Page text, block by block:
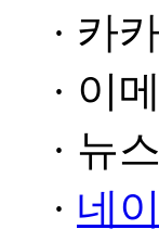
· 카
· 이
· 뉴
· 네